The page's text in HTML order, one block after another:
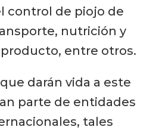
control de piojo de
nutrición y
entre otros.
darán vida a este
parte de entidades
tales